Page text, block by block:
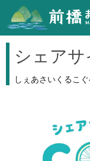
シェアサ
しぇあさいくるこ